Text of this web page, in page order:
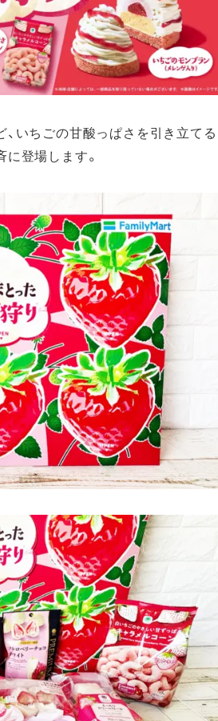
、いちごの甘酸っぱさを引き立てる
登場します。